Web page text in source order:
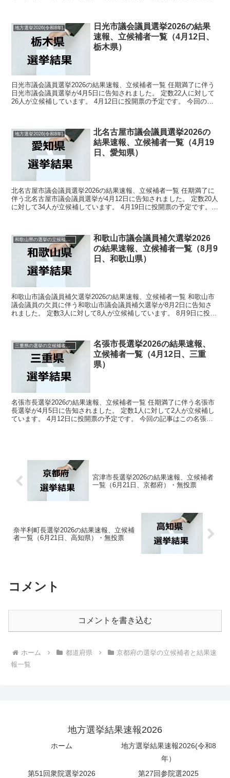
地方選挙2026(令和8年)
日光市議会議員選挙2026の結果
速報、立候補者一覧（4月12日、
栃木県）
日光市議会議員選挙2026の結果速報、立候補者一覧 任期満了に伴う
日光市議会議員選挙が4月5日に告知されました。 定数22人に対して
26人が立候補しています。 4月12日に投開票の予定です。 今回の記
地方選挙2026(令和8年)
北名古屋市議会議員選挙2026の
結果速報、立候補者一覧（4月19
日、愛知県）
北名古屋市議会議員選挙2026の結果速報、立候補者一覧 任期満了に
伴う北名古屋市議会議員選挙が4月12日に告知されました。 定数20人
に対して34人が立候補しています。 4月19日に投開票の予定です。
和歌山県の選挙の立候補者と結果速報一覧
和歌山市議会議員補欠選挙2026
の結果速報、立候補者一覧（8月9
日、和歌山県）
和歌山市議会議員補欠選挙2026の結果速報、立候補者一覧 和歌山市
議会議員の欠員に伴う和歌山市議会議員補欠選挙が8月2日に告知さ
れました。 定数3人に対して8人が立候補しています。 8月9日に投開
三重県の選挙の立候補者と結果速報一覧
名張市長選挙2026の結果速報、
立候補者一覧（4月12日、三重
県）
名張市長選挙2026の結果速報、立候補者一覧 任期満了に伴う名張市
長選挙が4月5日に告知されました。 定数1人に対して2人が立候補し
ています。 4月12日に投開票の予定です。 今回の記事はこの名張市
宮津市長選挙2026の結果速報、立候補者
一覧（6月21日、京都府）・無投票
奈半利町長選挙2026の結果速報、立候補
者一覧（6月21日、高知県）・無投票
コメント
コメントを書き込む
ホーム 都道府県
京都府の選挙の立候補者と結果速
報一覧
地方選挙結果速報2026
ホーム
地方選挙結果速報2026(令和8
年）
第51回衆院選挙2026
第27回参院選2025